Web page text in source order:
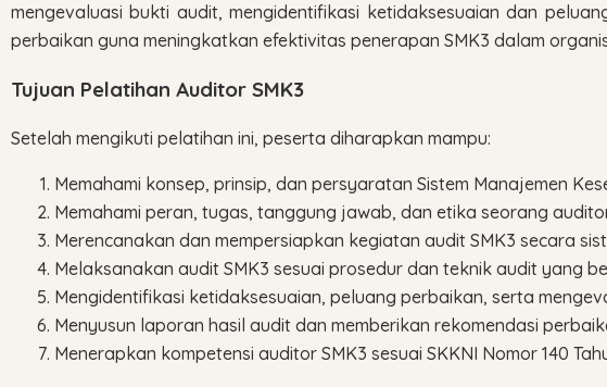
mengevaluasi bukti audit, mengidentifikasi ketidaksesuaian dan
perbaikan guna meningkatkan efektivitas penerapan SMK3 dalam
Tujuan Pelatihan Auditor SMK3
Setelah mengikuti pelatihan ini, peserta diharapkan mampu:
Memahami konsep, prinsip, dan persyaratan Sistem Manajemen
Memahami peran, tugas, tanggung jawab, dan etika seorang
Merencanakan dan mempersiapkan kegiatan audit SMK3 secara
Melaksanakan audit SMK3 sesuai prosedur dan teknik audit yang
Mengidentifikasi ketidaksesuaian, peluang perbaikan, serta
Menyusun laporan hasil audit dan memberikan rekomendasi
Menerapkan kompetensi auditor SMK3 sesuai SKKNI Nomor 140